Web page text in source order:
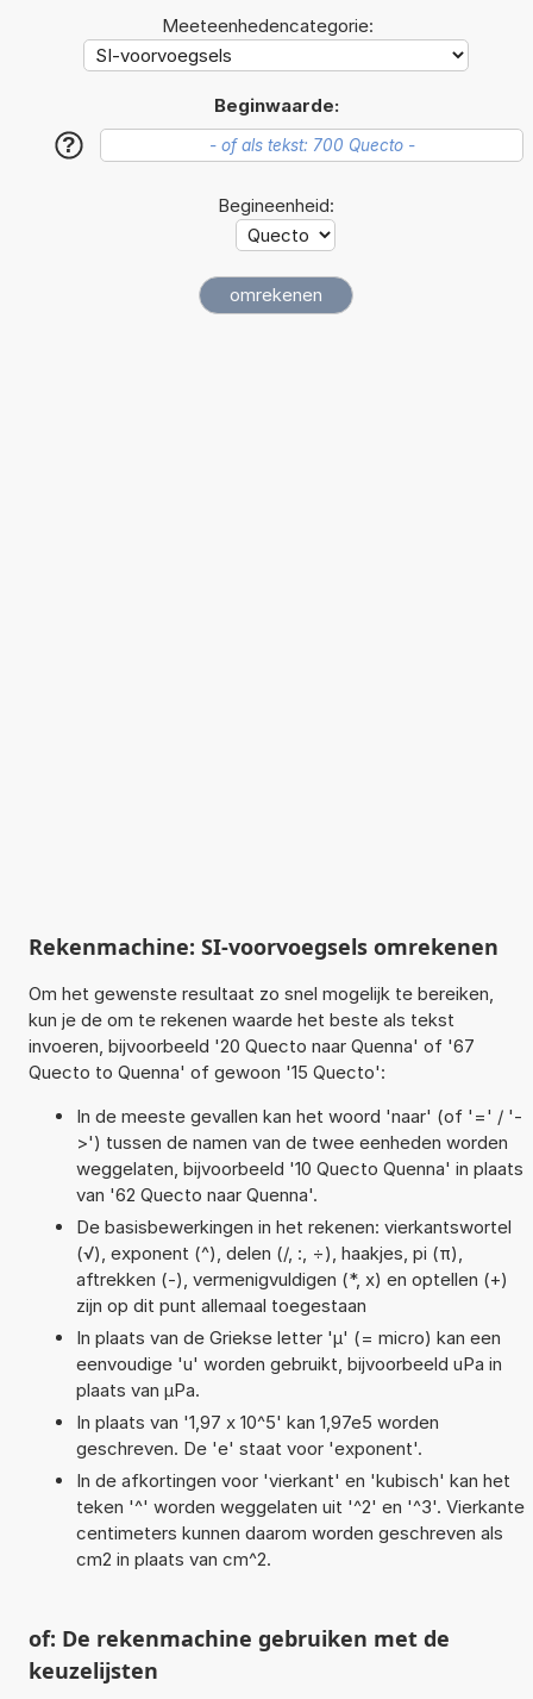
Meeteenhedencategorie:
Beginwaarde:
?
Begineenheid:
Rekenmachine: SI-voorvoegsels omrekenen
Om het gewenste resultaat zo snel mogelijk te bereiken,
kun je de om te rekenen waarde het beste als tekst
invoeren, bijvoorbeeld '20 Quecto naar Quenna' of '67
Quecto to Quenna' of gewoon '15 Quecto':
In de meeste gevallen kan het woord 'naar' (of '=' / '-
>') tussen de namen van de twee eenheden worden
weggelaten, bijvoorbeeld '10 Quecto Quenna' in plaats
van '62 Quecto naar Quenna'.
De basisbewerkingen in het rekenen: vierkantswortel
(√), exponent (^), delen (/, :, ÷), haakjes, pi (π),
aftrekken (-), vermenigvuldigen (*, x) en optellen (+)
zijn op dit punt allemaal toegestaan
In plaats van de Griekse letter 'µ' (= micro) kan een
eenvoudige 'u' worden gebruikt, bijvoorbeeld uPa in
plaats van µPa.
In plaats van '1,97 x 10^5' kan 1,97e5 worden
geschreven. De 'e' staat voor 'exponent'.
In de afkortingen voor 'vierkant' en 'kubisch' kan het
teken '^' worden weggelaten uit '^2' en '^3'. Vierkante
centimeters kunnen daarom worden geschreven als
cm2 in plaats van cm^2.
of: De rekenmachine gebruiken met de
keuzelijsten